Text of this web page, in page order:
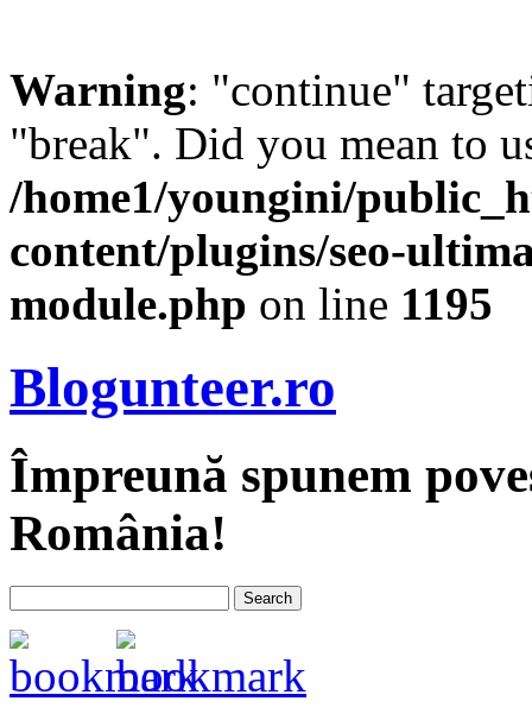
Warning: "continue"
"break". Did you mean to
/home1/youngini/
content/plugins/seo-
module.php on line 1195
Blogunteer.ro
Împreună spunem
România!